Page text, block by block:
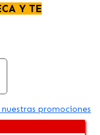
Y TE
nuestras promociones